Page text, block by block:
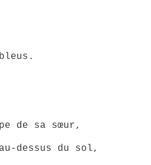
de sa sœur,
dessus du sol,